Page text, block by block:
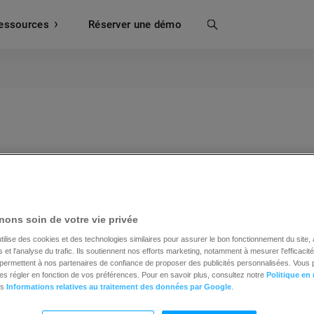
Réserver une démo
Recherche
(ESP) est un service qui héberge des services de
qui sont spécifiquement optimisés à cette fin.
et envoyez des courriels à l’aide d’une interface de
les connexions Internet du fournisseur de services de
soin de votre vie privée
des cookies et des technologies similaires pour assurer le bon fonctionnement du site,
et l'analyse du trafic. Ils soutiennent nos efforts marketing, notamment à mesurer
à nos partenaires de confiance de proposer des publicités personnalisées. Vous
régler en fonction de vos préférences. Pour en savoir plus, consultez notre Politique en
Informations relatives au traitement des données par Google